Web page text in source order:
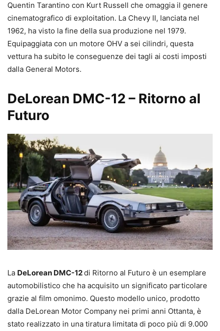
Quentin Tarantino con Kurt Russell che omaggia il genere
cinematografico di exploitation. La Chevy II, lanciata nel
1962, ha visto la fine della sua produzione nel 1979.
Equipaggiata con un motore OHV a sei cilindri, questa
vettura ha subito le conseguenze dei tagli ai costi imposti
dalla General Motors.
DeLorean DMC-12 – Ritorno al
Futuro
La DeLorean DMC-12di Ritorno al Futuro è un esemplare
automobilistico che ha acquisito un significato particolare
grazie al film omonimo. Questo modello unico, prodotto
dalla DeLorean Motor Company nei primi anni Ottanta, è
stato realizzato in una tiratura limitata di poco più di 9.000